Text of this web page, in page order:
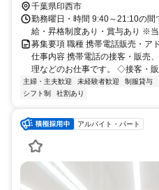
千葉県印西市
勤務曜日・時間 9:40～21:10の
給・昇格制度あり・賞与あり ※当
募集要項 職種 携帯電話販売・ア
仕事内容 携帯電話の接客・販売
理などのお仕事です。 ◇接客・
主婦・主夫歓迎 未経験者歓迎 制服貸与
シフト制
社割あり
アルバイト・パート